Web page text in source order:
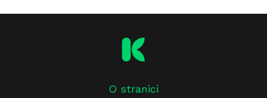
O stranici